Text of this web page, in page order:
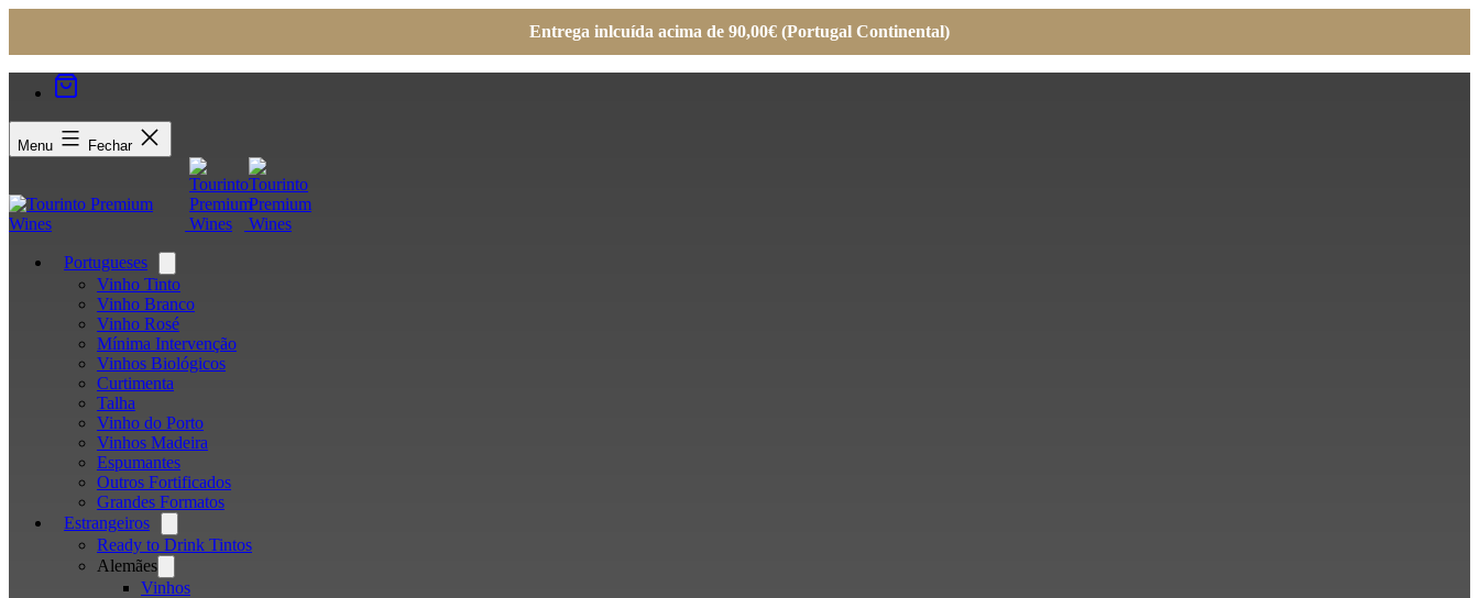
Entrega inlcuída acima de 90,00€ (Portugal Continental)
Menu Fechar
Portugueses
menu
Vinho Tinto
Vinho Branco
Vinho Rosé
Mínima Intervenção
Vinhos Biológicos
Curtimenta
Talha
Vinho do Porto
Vinhos Madeira
Espumantes
Outros Fortificados
Grandes Formatos
Estrangeiros
menu
Ready to Drink Tintos
Alemães
menu
Vinhos